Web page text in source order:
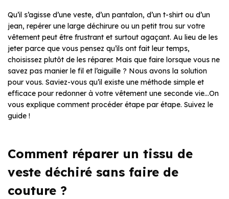
Qu’il s’agisse d’une veste, d’un pantalon, d’un t-shirt ou d’un
jean, repérer une large déchirure ou un petit trou sur votre
vêtement peut être frustrant et surtout agaçant. Au lieu de les
jeter parce que vous pensez qu’ils ont fait leur temps,
choisissez plutôt de les réparer. Mais que faire lorsque vous ne
savez pas manier le fil et l’aiguille ? Nous avons la solution
pour vous. Saviez-vous qu’il existe une méthode simple et
efficace pour redonner à votre vêtement une seconde vie…On
vous explique comment procéder étape par étape. Suivez le
guide !
Comment réparer un tissu de
veste déchiré sans faire de
couture ?